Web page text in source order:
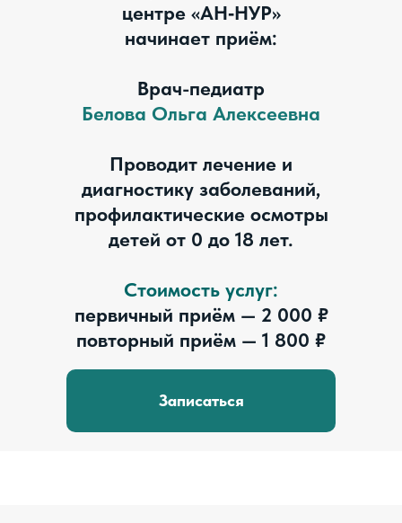
центре «АН‑НУР»
начинает приём:
Врач-педиатр
Белова Ольга Алексеевна
Проводит лечение и
диагностику заболеваний,
профилактические осмотры
детей от 0 до 18 лет.
Стоимость услуг:
первичный приём — 2 000 ₽
повторный приём — 1 800 ₽
Записаться